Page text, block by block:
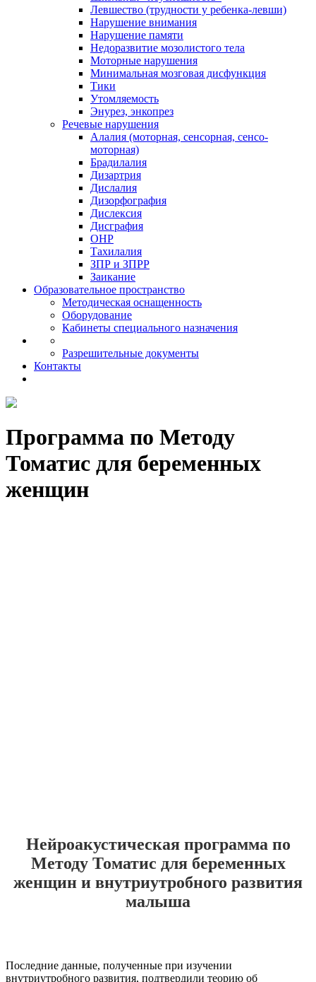
Левшество (трудности у ребенка-левши)
Нарушение внимания
Нарушение памяти
Недоразвитие мозолистого тела
Моторные нарушения
Минимальная мозговая дисфункция
Тики
Утомляемость
Энурез, энкопрез
Речевые нарушения
Алалия (моторная, сенсорная, сенсо-
моторная)
Брадилалия
Дизартрия
Дислалия
Дизорфография
Дислексия
Дисграфия
ОНР
Тахилалия
ЗПР и ЗПРР
Заикание
Образовательное пространство
Методическая оснащенность
Оборудование
Кабинеты специального назначения
Разрешительные документы
Контакты
Программа по Методу
Томатис для беременных
женщин
Нейроакустическая программа по
Методу Томатис для беременных
женщин и внутриутробного развития
малыша
Последние данные, полученные при изучении
внутриутробного развития, подтвердили теорию об